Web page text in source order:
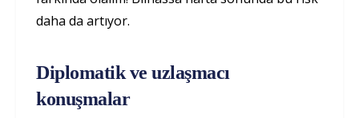
daha da artıyor.
Diplomatik ve uzlaşmacı
konuşmalar